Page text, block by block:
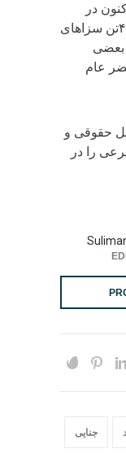
در
ولایت‌های مختلف بالای بیش‌ از ۴۵۰تن سزاهای
بعضی
عام
حقوقی و
را در
جنایی